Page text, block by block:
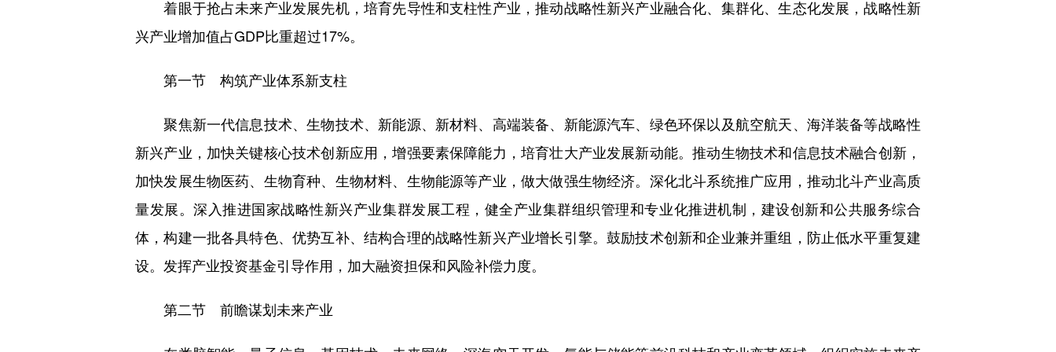
着眼于抢占未来产业发展先机，培育先导性和支柱性产业，推动战略性新兴产业融合化、集群化、生态化发展，战略性新
兴产业增加值占GDP比重超过17%。
第一节 构筑产业体系新支柱
聚焦新一代信息技术、生物技术、新能源、新材料、高端装备、新能源汽车、绿色环保以及航空航天、海洋装备等战略性
新兴产业，加快关键核心技术创新应用，增强要素保障能力，培育壮大产业发展新动能。推动生物技术和信息技术融合创新，
加快发展生物医药、生物育种、生物材料、生物能源等产业，做大做强生物经济。深化北斗系统推广应用，推动北斗产业高质
量发展。深入推进国家战略性新兴产业集群发展工程，健全产业集群组织管理和专业化推进机制，建设创新和公共服务综合
体，构建一批各具特色、优势互补、结构合理的战略性新兴产业增长引擎。鼓励技术创新和企业兼并重组，防止低水平重复建
设。发挥产业投资基金引导作用，加大融资担保和风险补偿力度。
第二节 前瞻谋划未来产业